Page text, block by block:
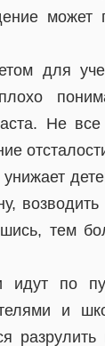
может
для
Не
тем
идут по
и